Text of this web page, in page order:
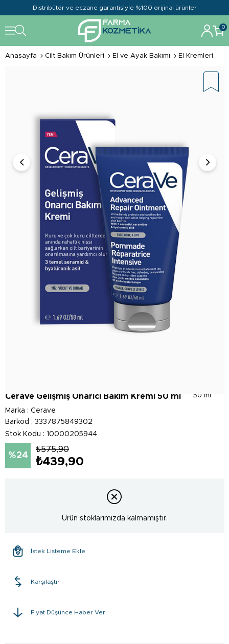
Distribütör ve eczane garantisiyle %100 orijinal ürünler
0
Anasayfa Cilt Bakım Ürünleri El ve Ayak Bakımı El Kremleri
50 ml
Cerave Gelişmiş Onarıcı Bakım Kremi 50 ml
Marka : Cerave
Barkod : 3337875849302
Stok Kodu
10000205944
24
₺575,90
₺439,90
Ürün stoklarımızda kalmamıştır.
İstek Listeme Ekle
Karşılaştır
Fiyat Düşünce Haber Ver